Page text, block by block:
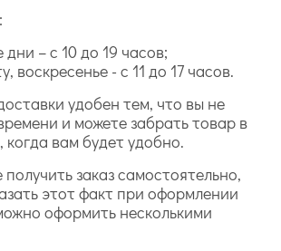
дни – с 10 до 19 часов;
воскресенье - с 11 до 17 часов.
удобен тем, что вы не
и можете забрать товар в
вам будет удобно.
получить заказ самостоятельно,
этот факт при оформлении
оформить несколькими